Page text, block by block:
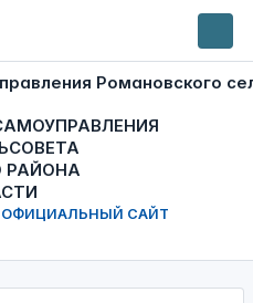
РАЙОНА
- ОФИЦИАЛЬНЫЙ САЙТ